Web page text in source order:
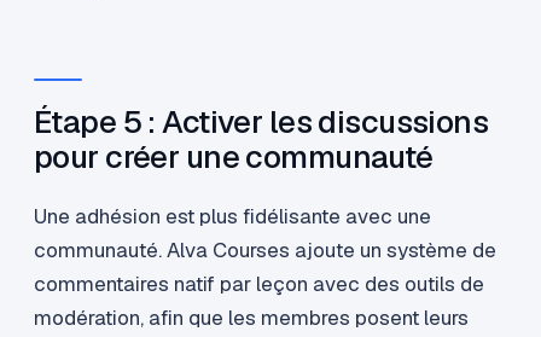
Étape 5 : Activer les discussions
pour créer une communauté
Une adhésion est plus fidélisante avec une
communauté. Alva Courses ajoute un système de
commentaires natif par leçon avec des outils de
modération, afin que les membres posent leurs